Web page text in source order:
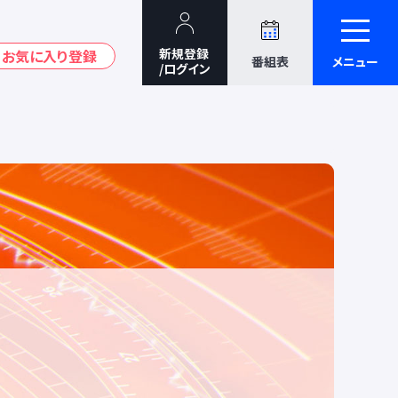
番組表 メニュー